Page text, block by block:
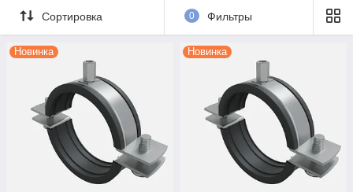
Сортировка 0 Фильтры
Новинка Новинка